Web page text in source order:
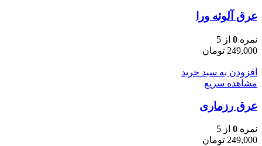
عرق آلوئه ورا
نمره 0 از 5
249,000 تومان
افزودن به سبد خرید
مشاهده سریع
عرق رزماری
نمره 0 از 5
249,000 تومان